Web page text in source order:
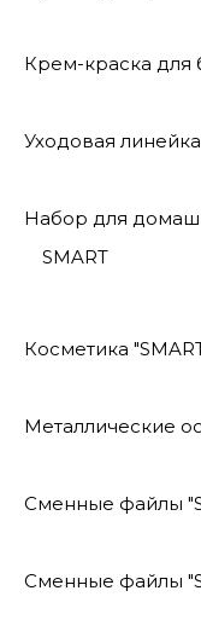
Крем-краска для
Уходовая линейка
Набор для
SMART
Косметика
Металлические
Сменные файлы
Сменные файлы